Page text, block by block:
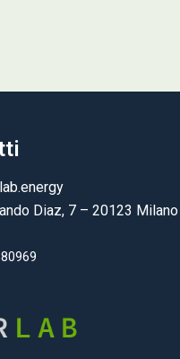
Diaz, 7 – 20123 Milano